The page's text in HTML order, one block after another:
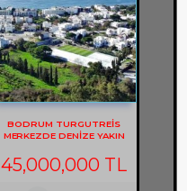
BODRUM TURGUTREİS
MERKEZDE DENİZE YAKIN
45,000,000 TL